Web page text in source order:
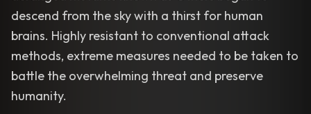
descend from the sky with a thirst for human
brains. Highly resistant to conventional attack
methods, extreme measures needed to be taken to
battle the overwhelming threat and preserve
humanity.